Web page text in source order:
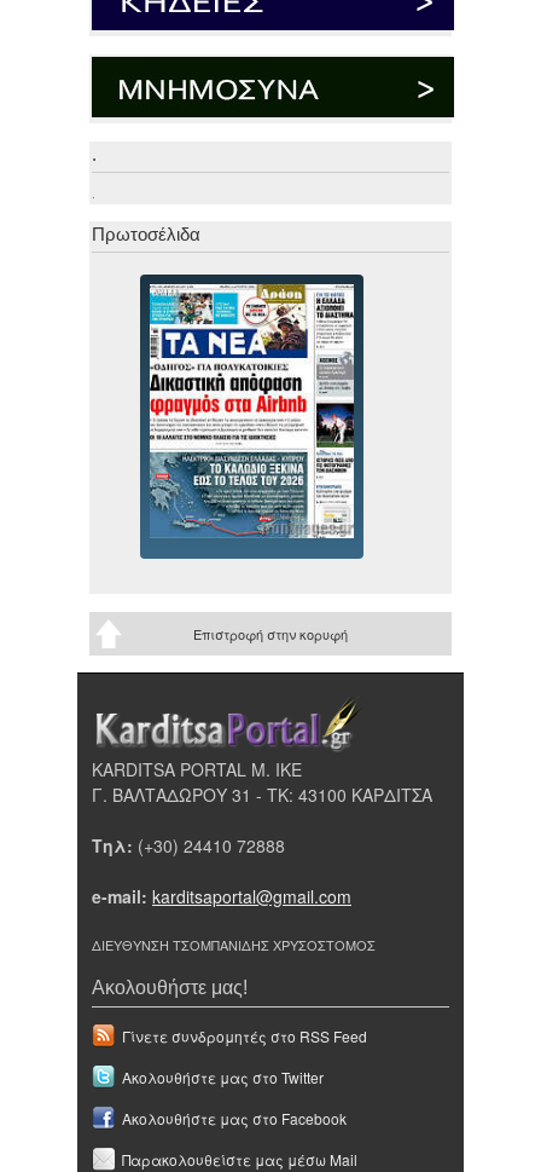
.
Πρωτοσέλιδα
Επιστροφή στην κορυφή
KARDITSA PORTAL Μ. ΙΚΕ
Γ. ΒΑΛΤΑΔΩΡΟΥ 31 - ΤΚ: 43100 ΚΑΡΔΙΤΣΑ
Τηλ: (+30) 24410 72888
e-mail: karditsaportal@gmail.com
ΔΙΕΥΘΥΝΣΗ ΤΣΟΜΠΑΝΙΔΗΣ ΧΡΥΣΟΣΤΟΜΟΣ
Ακολουθήστε μας!
Γίνετε συνδρομητές στο RSS Feed
Ακολουθήστε μας στο Twitter
Ακολουθήστε μας στο Facebook
Παρακολουθείστε μας μέσω Mail